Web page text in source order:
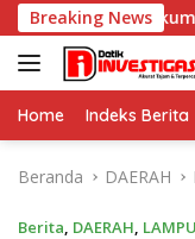
Langsung
ke
konten
Breaking News
AS Minta
Home Indeks Berita
Beranda DAERAH
Berita, DAERAH,